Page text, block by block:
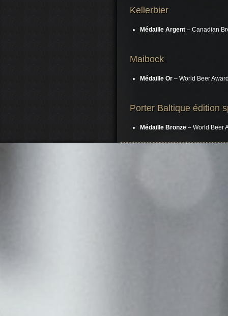
Kellerbier
Médaille Argent – Canadian
Maibock
Médaille Or – World Beer
Porter Baltique édition
Médaille Bronze – World Beer